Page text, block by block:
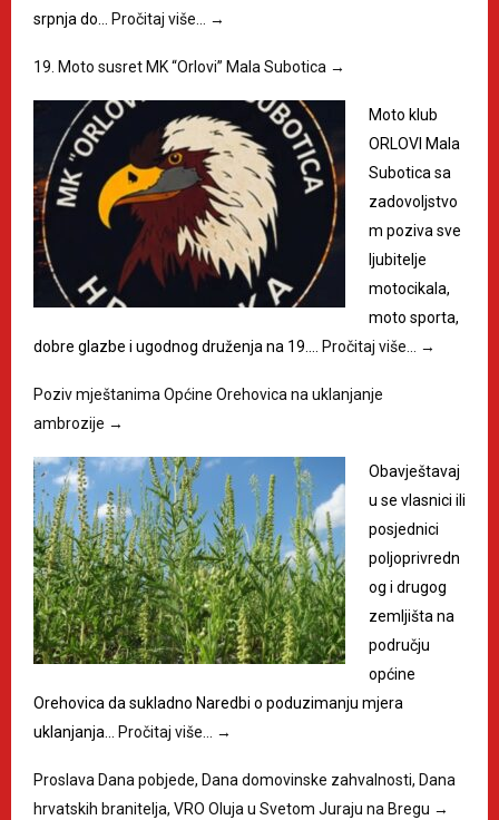
srpnja do…
Pročitaj više… →
19. Moto susret MK “Orlovi” Mala Subotica →
Moto klub
ORLOVI Mala
Subotica sa
zadovoljstvo
m poziva sve
ljubitelje
motocikala,
moto sporta,
dobre glazbe i ugodnog druženja na 19.…
Pročitaj više… →
Poziv mještanima Općine Orehovica na uklanjanje
ambrozije →
Obavještavaj
u se vlasnici ili
posjednici
poljoprivredn
og i drugog
zemljišta na
području
općine
Orehovica da sukladno Naredbi o poduzimanju mjera
uklanjanja…
Pročitaj više… →
Proslava Dana pobjede, Dana domovinske zahvalnosti, Dana
hrvatskih branitelja, VRO Oluja u Svetom Juraju na Bregu →